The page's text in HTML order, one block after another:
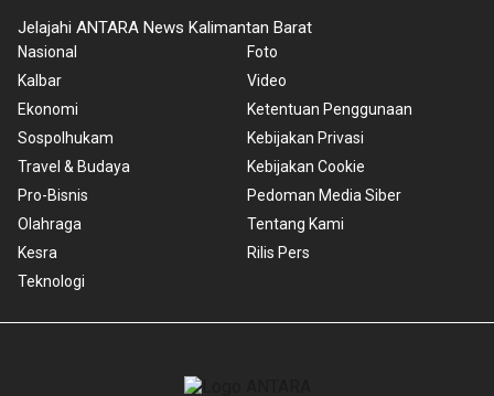
Jelajahi ANTARA News Kalimantan Barat
Nasional
Kalbar
Ekonomi
Sospolhukam
Travel & Budaya
Pro-Bisnis
Olahraga
Kesra
Teknologi
Foto
Video
Ketentuan Penggunaan
Kebijakan Privasi
Kebijakan Cookie
Pedoman Media Siber
Tentang Kami
Rilis Pers